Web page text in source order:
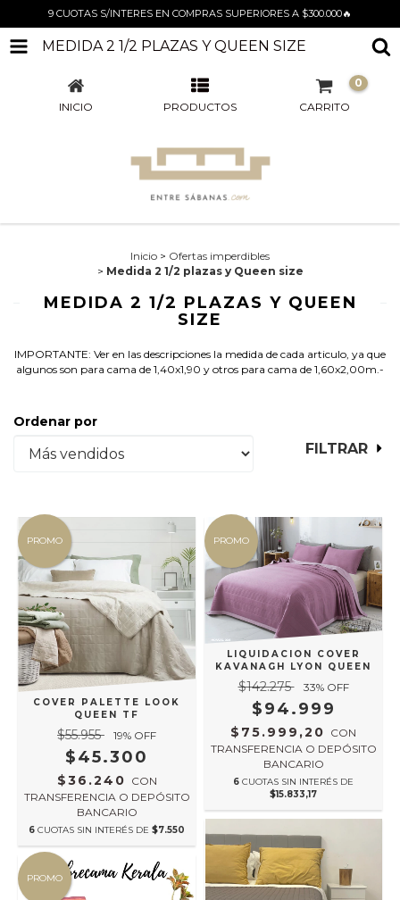
9 CUOTAS S/INTERES EN COMPRAS SUPERIORES A $300.000🔥
MEDIDA 2 1/2 PLAZAS Y QUEEN SIZE
INICIO PRODUCTOS CARRITO
0
Inicio > Ofertas imperdibles
> Medida 2 1/2 plazas y Queen size
MEDIDA 2 1/2 PLAZAS Y QUEEN
SIZE
IMPORTANTE: Ver en las descripciones la medida de cada articulo, ya que
algunos son para cama de 1,40x1,90 y otros para cama de 1,60x2,00m.-
Ordenar por
FILTRAR
PROMO
COVER PALETTE LOOK
QUEEN TF
$55.955 19% OFF
$45.300
$36.240 CON
TRANSFERENCIA O DEPÓSITO
BANCARIO
6 CUOTAS SIN INTERÉS DE $7.550
PROMO
LIQUIDACION COVER
KAVANAGH LYON QUEEN
$142.275 33% OFF
$94.999
$75.999,20 CON
TRANSFERENCIA O DEPÓSITO
BANCARIO
6 CUOTAS SIN INTERÉS DE
$15.833,17
PROMO